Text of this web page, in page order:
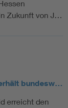
Zukunft von J…
bundesw…
erreicht den